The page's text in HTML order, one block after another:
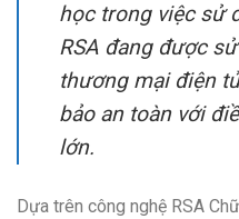
học trong việc sử
RSA đang được
thương mại điện
bảo an toàn với
lớn.
Dựa trên công nghệ RSA